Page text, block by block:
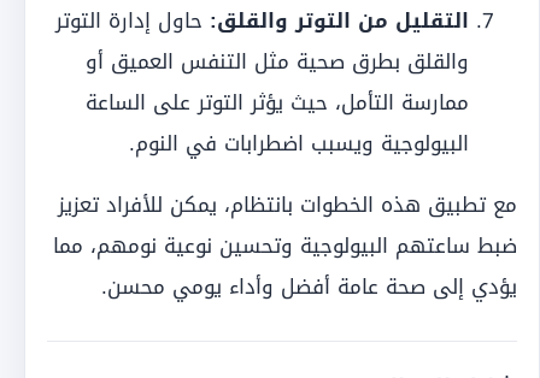
التقليل من التوتر والقلق: حاول إدارة التوتر
والقلق بطرق صحية مثل التنفس العميق أو
ممارسة التأمل، حيث يؤثر التوتر على الساعة
البيولوجية ويسبب اضطرابات في النوم.
مع تطبيق هذه الخطوات بانتظام، يمكن للأفراد تعزيز
ضبط ساعتهم البيولوجية وتحسين نوعية نومهم، مما
يؤدي إلى صحة عامة أفضل وأداء يومي محسن.